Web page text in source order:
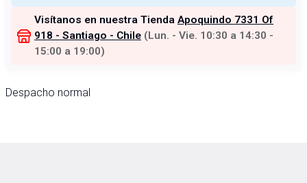
Visítanos en nuestra Tienda Apoquindo 7331 Of
918 - Santiago - Chile (Lun. - Vie. 10:30 a 14:30 -
15:00 a 19:00)
Despacho normal